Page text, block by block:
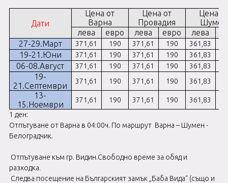
Дати
Цена от
Варна
Цена от
Провадия
Цена
Шумен
лева
евро лева евро лева
27-29.Март
371,61 190 371,61 190 361,83
19-21.Юни 371,61 190 371,61 190 361,83
06-08.Август 371,61 190 371,61 190 361,83
19-
21.Септември
371,61 190 371,61 190 361,83
13-
15.Ноември
371,61 190 371,61 190 361,83
1 ден:
Отпътуване от Варна в 04:00ч. По маршрут Варна – Шумен -
Белоградчик.
Отпътуване към гр. Видин.Свободно време за обяд и
разходка.
Следва посещение на Българският замък „Баба Вида“ (също и